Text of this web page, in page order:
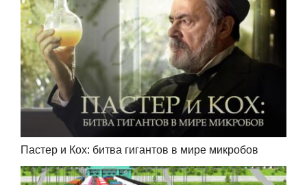
Пастер и Кох: битва гигантов в мире микробов